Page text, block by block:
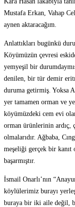
Mustafa Erkan, Vahap
aynen aktaracağım.
Anlattıkları bugünkü
Köyümüzün çevresi
yemyeşil bir
denilen, bir tür demir
duruma getirmiş. Yoksa
yer tamamen orman ve
köyümüzdeki cem evi
orman ürünlerinin ardıç,
olmalarıdır. Ağbaba,
meşeliği gerçek bir kanıt
başarmıştır.
İsmail Onarlı’nın
köylülerimiz burayı
buraya bir iki aile değil,